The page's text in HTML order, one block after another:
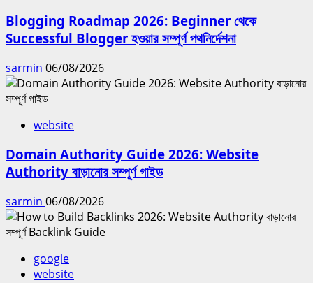
Blogging Roadmap 2026: Beginner থেকে
Successful Blogger হওয়ার সম্পূর্ণ পথনির্দেশনা
sarmin 06/08/2026
website
Domain Authority Guide 2026: Website
Authority বাড়ানোর সম্পূর্ণ গাইড
sarmin 06/08/2026
google
website